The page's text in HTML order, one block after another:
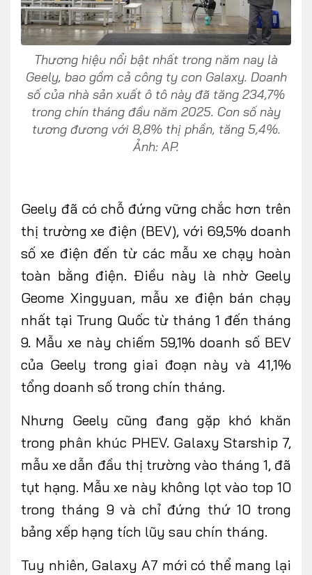
Thương hiệu nổi bật nhất trong năm nay là
Geely, bao gồm cả công ty con Galaxy. Doanh
số của nhà sản xuất ô tô này đã tăng 234,7%
trong chín tháng đầu năm 2025. Con số này
tương đương với 8,8% thị phần, tăng 5,4%.
Ảnh: AP.
Geely đã có chỗ đứng vững chắc hơn trên
thị trường xe điện (BEV), với 69,5% doanh
số xe điện đến từ các mẫu xe chạy hoàn
toàn bằng điện. Điều này là nhờ Geely
Geome Xingyuan, mẫu xe điện bán chạy
nhất tại Trung Quốc từ tháng 1 đến tháng
9. Mẫu xe này chiếm 59,1% doanh số BEV
của Geely trong giai đoạn này và 41,1%
tổng doanh số trong chín tháng.
Nhưng Geely cũng đang gặp khó khăn
trong phân khúc PHEV. Galaxy Starship 7,
mẫu xe dẫn đầu thị trường vào tháng 1, đã
tụt hạng. Mẫu xe này không lọt vào top 10
trong tháng 9 và chỉ đứng thứ 10 trong
bảng xếp hạng tích lũy sau chín tháng.
Tuy nhiên, Galaxy A7 mới có thể mang lại